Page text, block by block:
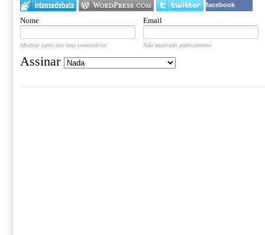
facebook
Nome Email
Mostrar junto aos seus comentários. Não mostrado publicamente.
Assinar